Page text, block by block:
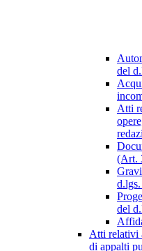
del
Atti
(Art.
del
Atti relativi
di appalti